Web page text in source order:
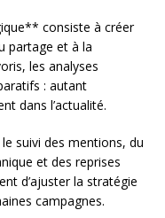
consiste à créer
partage et à la
les analyses
: autant
dans l’actualité.
suivi des mentions, du
et des reprises
d’ajuster la stratégie
campagnes.